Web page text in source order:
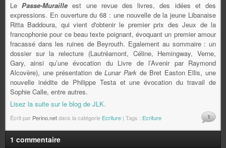
LePasse-Muraille est une revue des livres, des idées et des
expressions. En ouverture du 68 : une nouvelle de la jeune Libanaise
Ritta Baddoura, qui vient d'obtenir le premier prix des Jeux de la
francophonie pour ce beau texte poignant, évoquant un premier amour
fracassé dans les ruines de Beyrouth. Egalement au sommaire : un
dossier sur la relecture (Lautréamont, Céline, Hemingway, Verne,
Gary, ainsi qu’une évocation du Livre de l’Avenir par Raymond
Alcovère), une présentation deLunar Park de Bret Easton Ellis, une
nouvelle inédite de Philippe Testa et une évocation du travail de
Sophie Calle, entre autres.
Lisez la suite sur le blog de JLK.
Écrit par Perino.netdans la catégorie Ecriture | Tags : Ecriture 1
1 commentaire